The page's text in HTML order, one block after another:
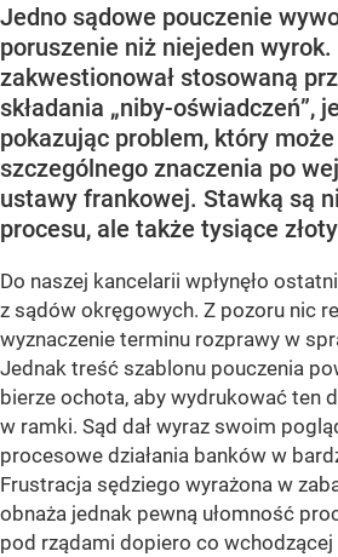
Jedno sądowe pouczenie
poruszenie niż niejeden
zakwestionował stosowaną
składania „niby-oświadczeń”,
pokazując problem, który
szczególnego znaczenia po
ustawy frankowej. Stawką są
procesu, ale także tysiące
Do naszej kancelarii wpłynęło
z sądów okręgowych. Z pozoru nic
wyznaczenie terminu rozprawy w
Jednak treść szablonu pouczenia
bierze ochota, aby wydrukować ten
w ramki. Sąd dał wyraz swoim
procesowe działania banków w
Frustracja sędziego wyrażona w
obnaża jednak pewną ułomność
pod rządami dopiero co wchodzącej